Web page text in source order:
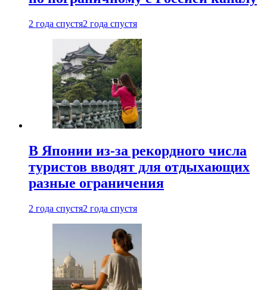
2 года спустя2 года спустя
В Японии из-за рекордного числа
туристов вводят для отдыхающих
разные ограничения
2 года спустя2 года спустя